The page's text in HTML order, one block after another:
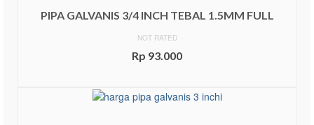
PIPA GALVANIS 3/4 INCH TEBAL 1.5MM FULL
NOT RATED
Rp 93.000